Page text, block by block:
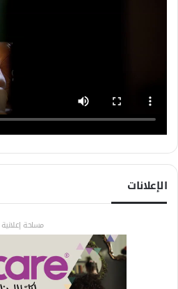
الإعلانات
مساحة إعلانية